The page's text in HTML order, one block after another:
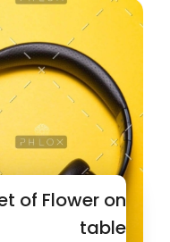
of Flower on
table